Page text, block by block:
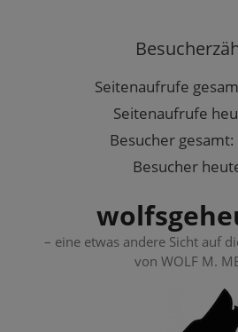
Seitenaufrufe
Seitenaufrufe
Besucher gesamt:
Besucher
– eine etwas andere Sicht auf
von WOLF M.